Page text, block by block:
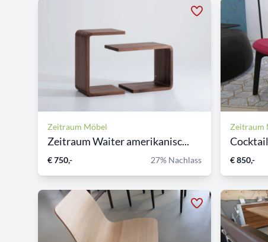
Zeitraum Möbel
Zeitraum Waiter amerikanisc...
€ 750,- 27% Nachlass
Zeitraum
€ 850,-